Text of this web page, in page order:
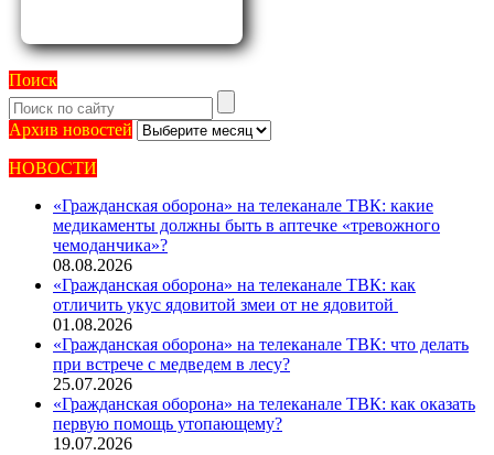
Поиск
Архив новостей
Архив
НОВОСТИ
«Гражданская оборона» на телеканале ТВК: какие
медикаменты должны быть в аптечке «тревожного
чемоданчика»?
08.08.2026
«Гражданская оборона» на телеканале ТВК: как
отличить укус ядовитой змеи от не ядовитой
01.08.2026
«Гражданская оборона» на телеканале ТВК: что делать
при встрече с медведем в лесу?
25.07.2026
«Гражданская оборона» на телеканале ТВК: как оказать
первую помощь утопающему?
19.07.2026